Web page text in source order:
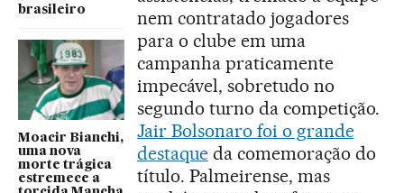
brasileiro
Moacir Bianchi,
uma nova
morte trágica
estremece a
nem contratado jogadores
para o clube em uma
campanha praticamente
impecável, sobretudo no
segundo turno da competição.
Jair Bolsonaro foi o grande
destaqueda comemoração do
título. Palmeirense, mas